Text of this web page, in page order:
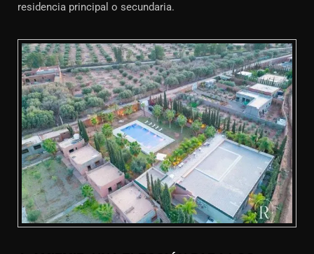
residencia principal o secundaria.